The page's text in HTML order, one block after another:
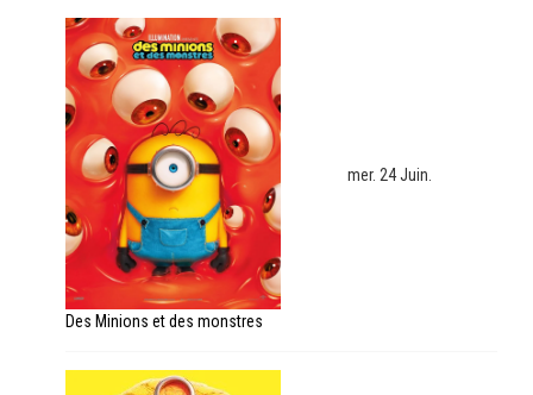
Des Minions et des monstres
mer. 24 Juin.